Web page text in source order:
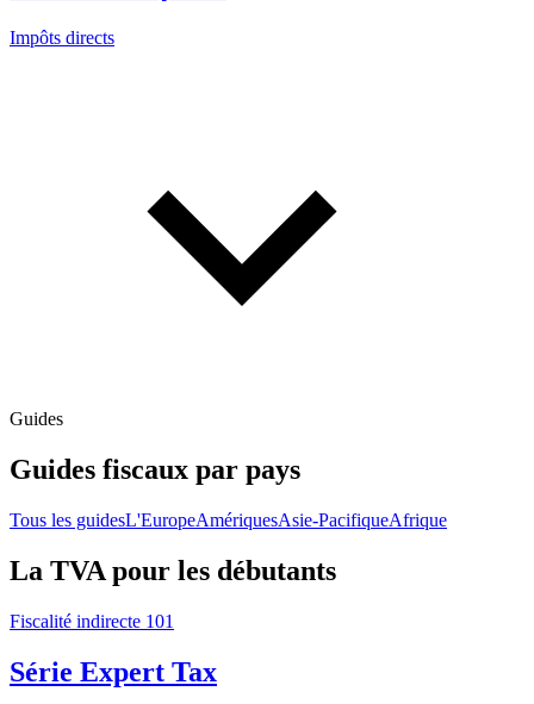
Impôts directs
Guides
Guides fiscaux par pays
Tous les guidesL'EuropeAmériquesAsie-PacifiqueAfrique
La TVA pour les débutants
Fiscalité indirecte 101
Série Expert Tax